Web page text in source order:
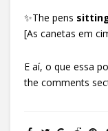
✨The pens
[As canetas em
E aí, o que essa
the comments